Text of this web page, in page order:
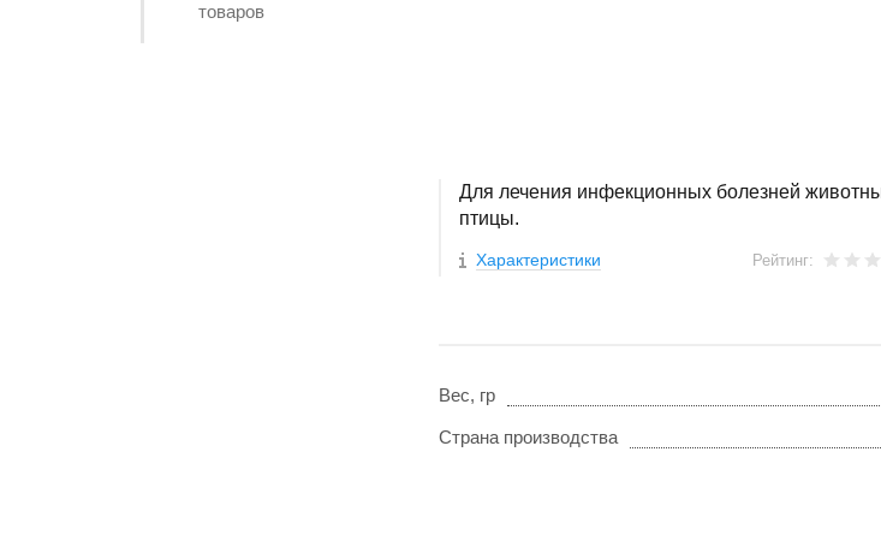
товаров
Для лечения инфекционных болезней
птицы.
Характеристики Рейтинг:
Вес, гр
Страна производства